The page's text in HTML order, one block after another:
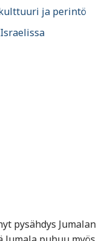
ja perintö
pysähdys Jumalan